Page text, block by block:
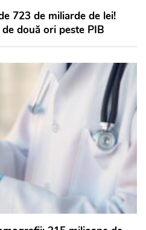
723 de miliarde de lei!
două ori peste PIB